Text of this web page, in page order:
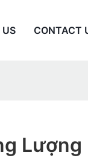
CONTACT